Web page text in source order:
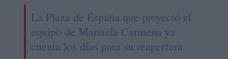
La Plaza de España que proyectó el
equipo de Manuela Carmena ya
cuenta los días para su reapertura